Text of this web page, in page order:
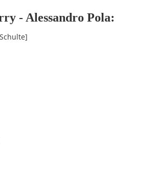
- Alessandro Pola: